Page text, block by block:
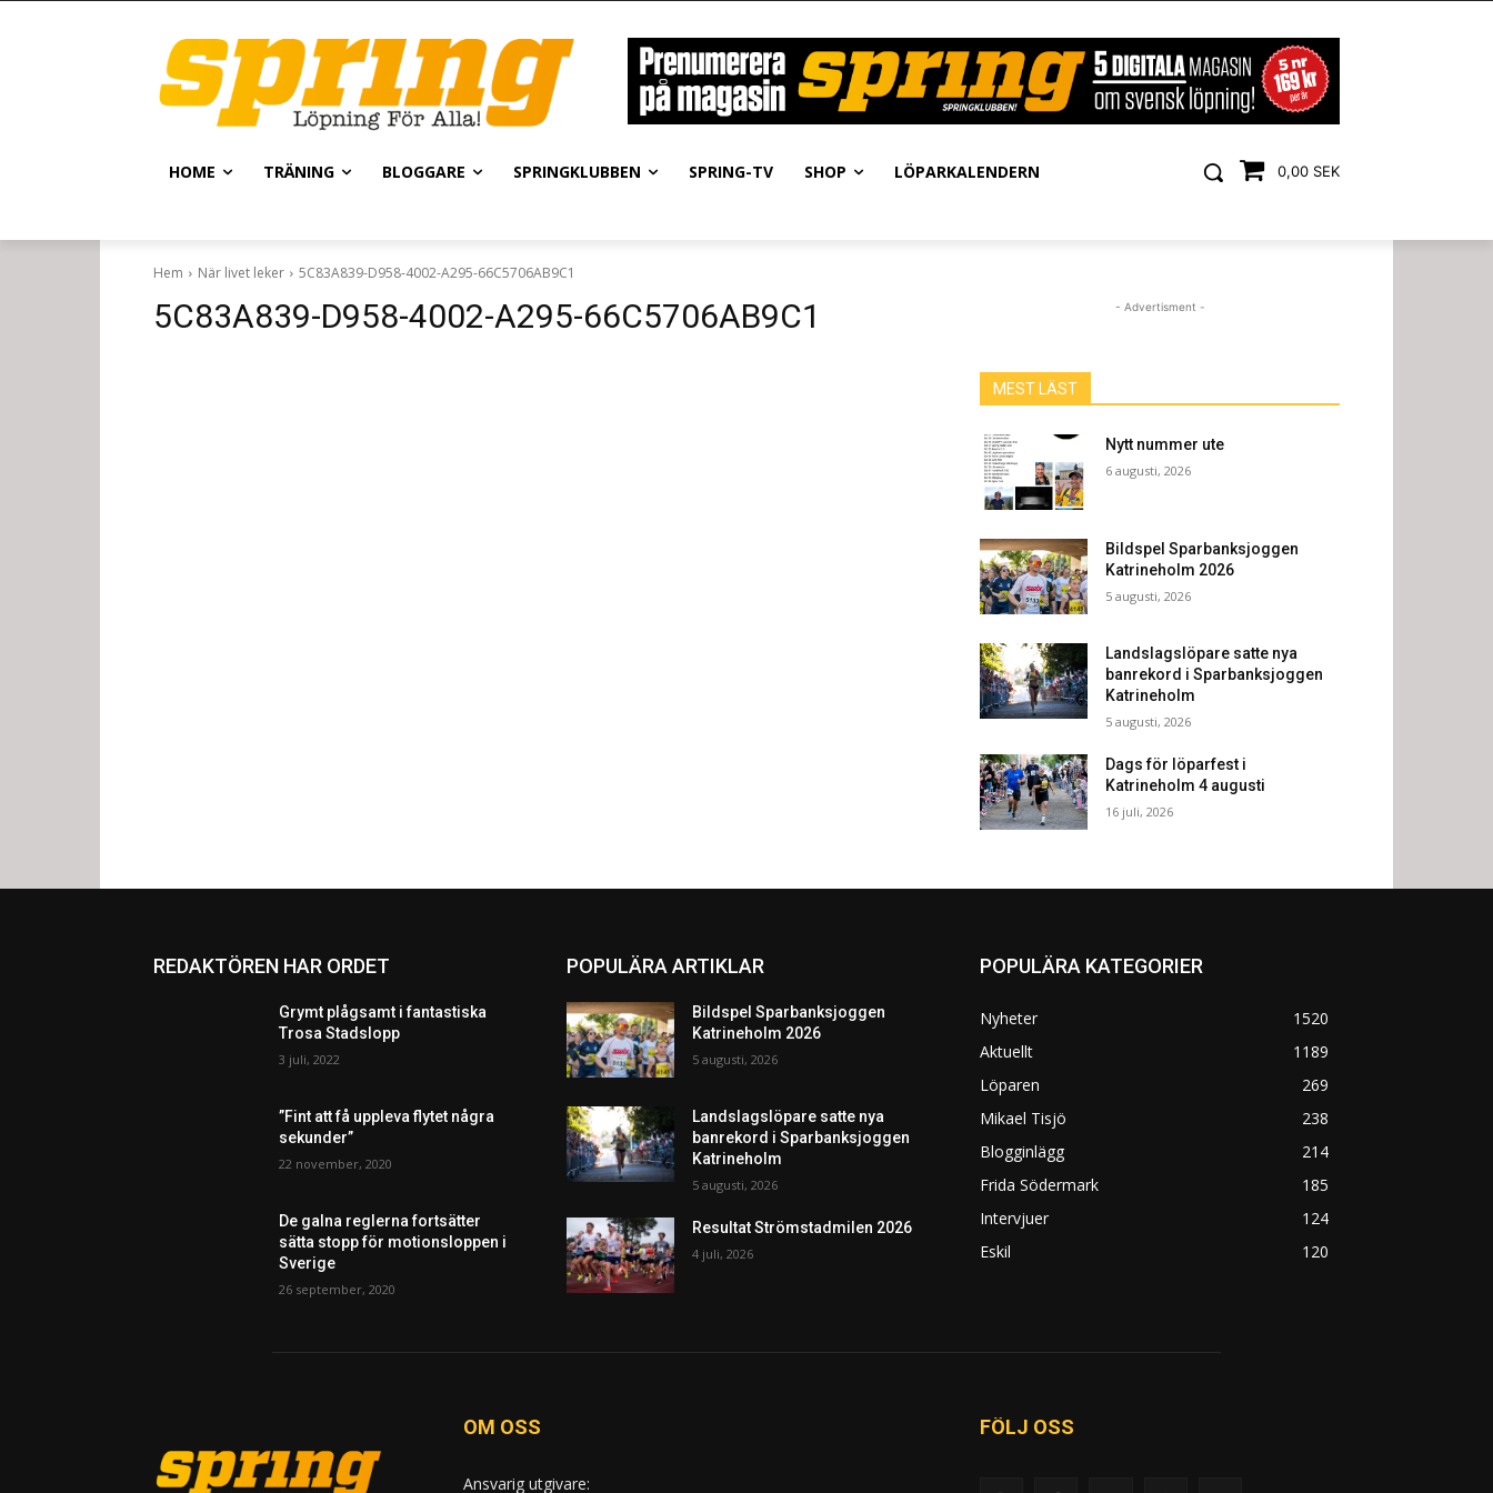
0,00 SEK
HOME TRÄNING BLOGGARE SPRINGKLUBBEN SPRING-TV SHOP LÖPARKALENDERN
Hem När livet leker 5C83A839-D958-4002-A295-66C5706AB9C1
5C83A839-D958-4002-A295-66C5706AB9C1 - Advertisment -
MEST LÄST
Nytt nummer ute
6 augusti, 2026
Bildspel Sparbanksjoggen
Katrineholm 2026
5 augusti, 2026
Landslagslöpare satte nya
banrekord i Sparbanksjoggen
Katrineholm
5 augusti, 2026
Dags för löparfest i
Katrineholm 4 augusti
16 juli, 2026
REDAKTÖREN HAR ORDET
Grymt plågsamt i fantastiska
Trosa Stadslopp
3 juli, 2022
”Fint att få uppleva flytet några
sekunder”
22 november, 2020
De galna reglerna fortsätter
sätta stopp för motionsloppen i
Sverige
26 september, 2020
POPULÄRA ARTIKLAR
Bildspel Sparbanksjoggen
Katrineholm 2026
5 augusti, 2026
Landslagslöpare satte nya
banrekord i Sparbanksjoggen
Katrineholm
5 augusti, 2026
Resultat Strömstadmilen 2026
4 juli, 2026
POPULÄRA KATEGORIER
Nyheter
1520
Aktuellt
1189
Löparen
269
Mikael Tisjö
238
Blogginlägg
214
Frida Södermark
185
Intervjuer
124
Eskil
120
OM OSS
Ansvarig utgivare:
FÖLJ OSS